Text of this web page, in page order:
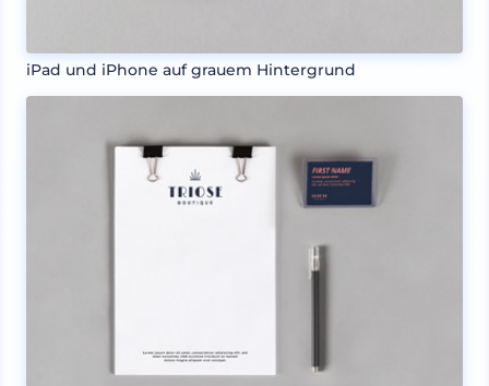
iPad und iPhone auf grauem Hintergrund